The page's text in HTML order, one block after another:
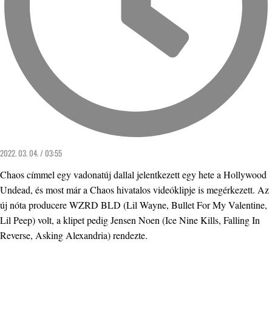
2022. 03. 04. / 03:55
Chaos címmel egy vadonatúj dallal jelentkezett egy hete a Hollywood
Undead, és most már a Chaos hivatalos videóklipje is megérkezett. Az
új nóta producere WZRD BLD (Lil Wayne, Bullet For My Valentine,
Lil Peep) volt, a klipet pedig Jensen Noen (Ice Nine Kills, Falling In
Reverse, Asking Alexandria) rendezte.